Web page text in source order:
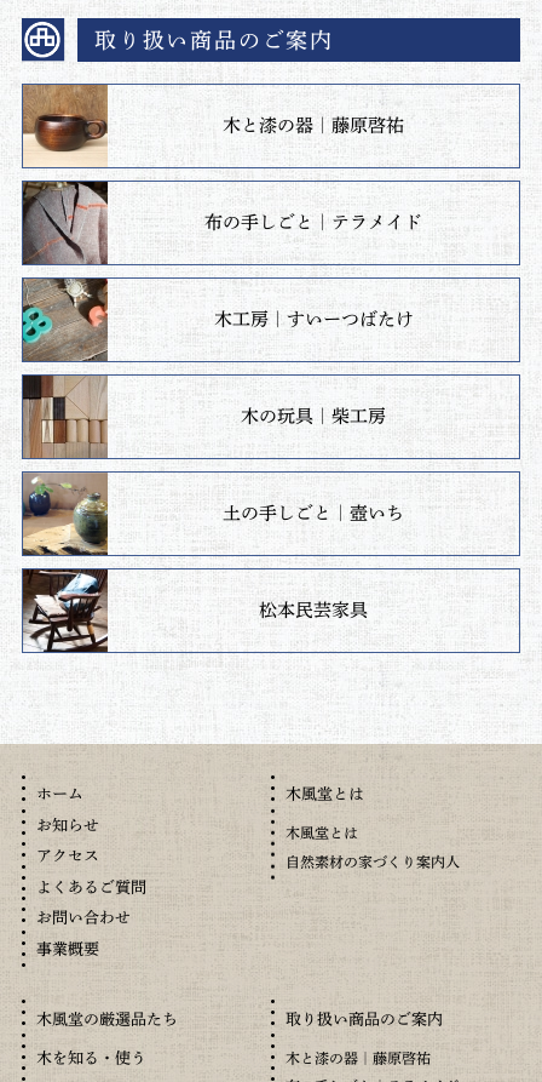
取り扱い商品のご案内
木と漆の器｜藤原啓祐
布の手しごと｜テラメイド
木工房｜すいーつばたけ
木の玩具｜柴工房
土の手しごと｜壺いち
松本民芸家具
ホーム
お知らせ
アクセス
よくあるご質問
お問い合わせ
事業概要
木風堂とは
木風堂とは
自然素材の家づくり案内人
木風堂の厳選品たち
木を知る・使う
取り扱い商品のご案内
木と漆の器｜藤原啓祐